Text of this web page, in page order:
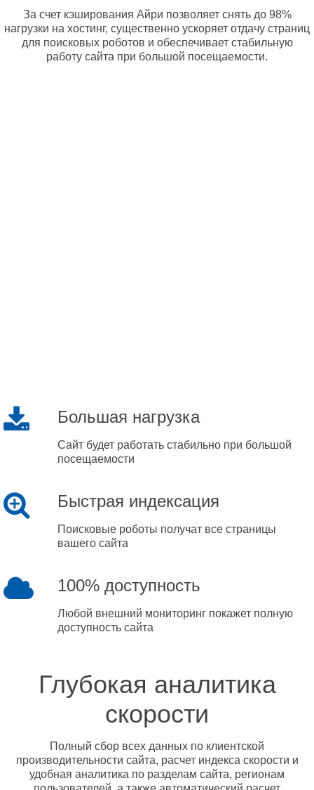
За счет кэширования Айри позволяет снять до 98%
нагрузки на хостинг, существенно ускоряет отдачу страниц
для поисковых роботов и обеспечивает стабильную
работу сайта при большой посещаемости.
Большая нагрузка
Сайт будет работать стабильно при большой
посещаемости
Быстрая индексация
Поисковые роботы получат все страницы
вашего сайта
100% доступность
Любой внешний мониторинг покажет полную
доступность сайта
Глубокая аналитика
скорости
Полный сбор всех данных по клиентской
производительности сайта, расчет индекса скорости и
удобная аналитика по разделам сайта, регионам